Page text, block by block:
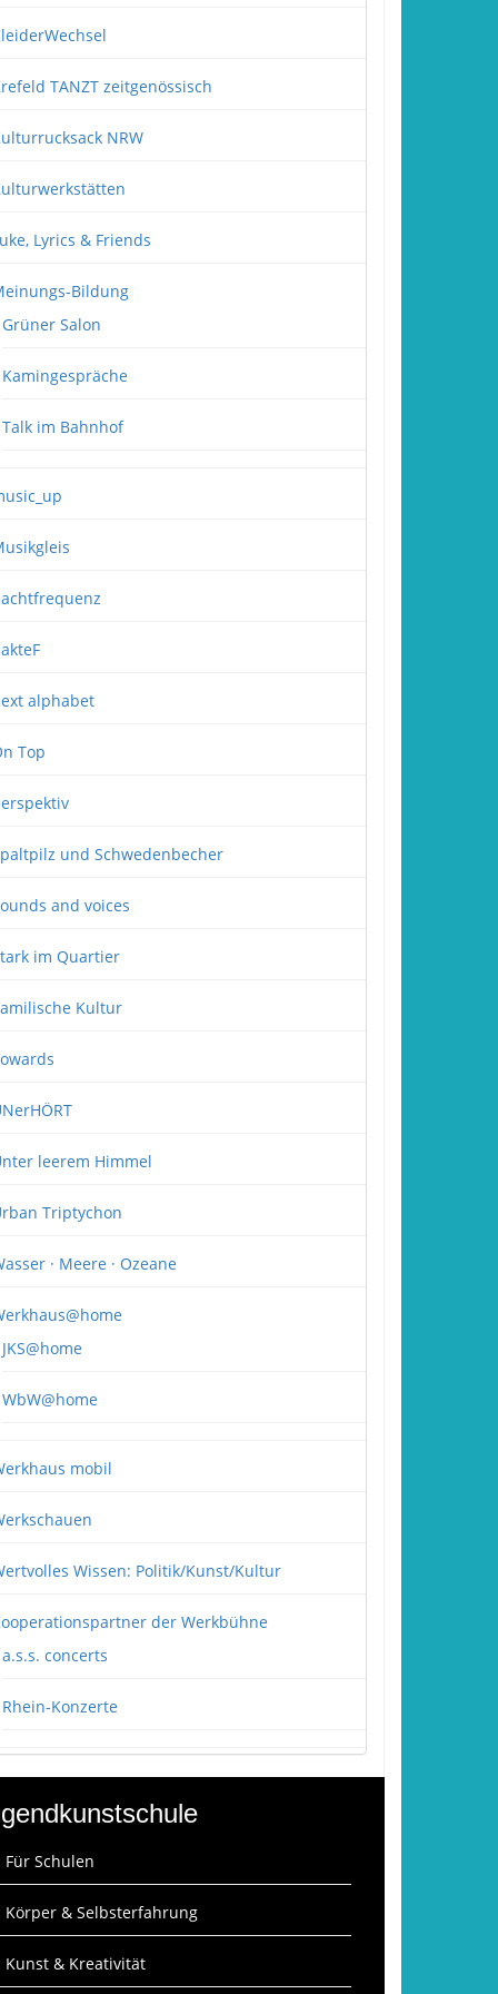
TANZT zeitgenössisch
NRW
Lyrics & Friends
Bildung
Grüner Salon
Kamingespräche
Talk im Bahnhof
alphabet
Top
und Schwedenbecher
and voices
im Quartier
Kultur
leerem Himmel
Triptychon
· Meere · Ozeane
JKS@home
WbW@home
mobil
Wissen: Politik/Kunst/Kultur
der Werkbühne
a.s.s. concerts
Rhein-Konzerte
Für Schulen
Körper & Selbsterfahrung
Kunst & Kreativität